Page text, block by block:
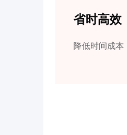
省时高效
降低时间成